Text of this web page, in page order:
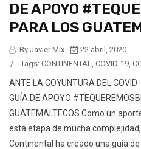
DE APOYO
PARA LOS
By Javier Mix
22 abril, 2020
/
Tags: CONTINENTAL, COVID-19,
ANTE LA COYUNTURA DEL
GUÍA DE APOYO
GUATEMALTECOS Como un
esta etapa de mucha
Continental ha creado una guía